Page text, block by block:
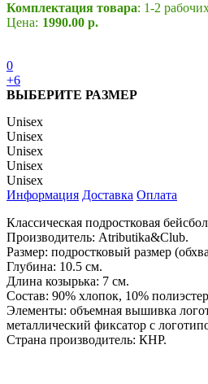
Комплектация товара: 1-2
Цена: 1990.00 р.
0
+6
ВЫБЕРИТЕ РАЗМЕР
Unisex
Unisex
Unisex
Unisex
Unisex
Информация Доставка Оплата
Классическая подростковая
Производитель: Atributika&Club.
Размер: подростковый размер
Глубина: 10.5 см.
Длина козырька: 7 см.
Состав: 90% хлопок, 10%
Элементы: объемная вышивка
металлический фиксатор с
Страна производитель: КНР.